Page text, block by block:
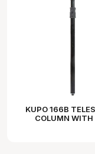
KUPO 166B
COLUMN